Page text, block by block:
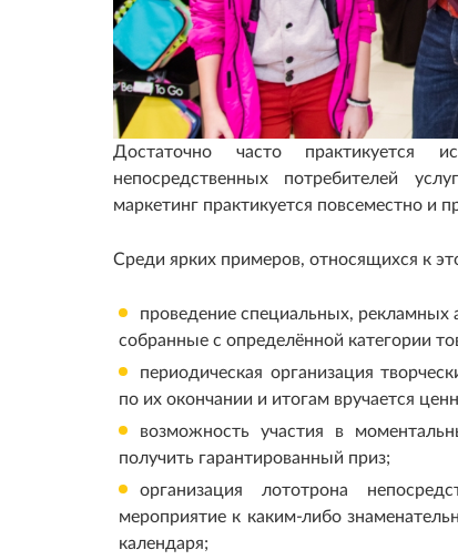
Достаточно часто практикуется
непосредственных потребителей
маркетинг практикуется повсеместно и
Среди ярких примеров, относящихся к
проведение специальных, рекламных
собранные с определённой категории
периодическая организация
по их окончании и итогам вручается
возможность участия в
получить гарантированный приз;
организация лототрона
мероприятие к каким-либо
календаря;